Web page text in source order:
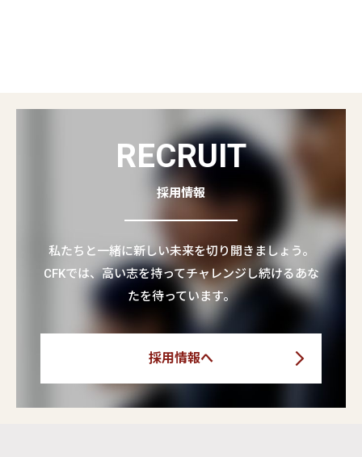
RECRUIT
採用情報
私たちと一緒に新しい未来を切り開きましょう。
CFKでは、高い志を持ってチャレンジし続けるあな
たを待っています。
採用情報へ